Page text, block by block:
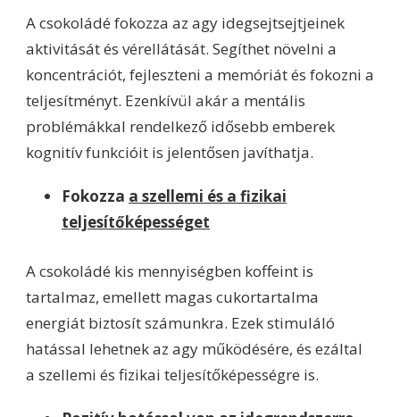
A csokoládé fokozza az agy idegsejtsejtjeinek
aktivitását és vérellátását. Segíthet növelni a
koncentrációt, fejleszteni a memóriát és fokozni a
teljesítményt. Ezenkívül akár a mentális
problémákkal rendelkező idősebb emberek
kognitív funkcióit is jelentősen javíthatja.
Fokozza a szellemi és a fizikai
teljesítőképességet
A csokoládé kis mennyiségben koffeint is
tartalmaz, emellett magas cukortartalma
energiát biztosít számunkra. Ezek stimuláló
hatással lehetnek az agy működésére, és ezáltal
a szellemi és fizikai teljesítőképességre is.